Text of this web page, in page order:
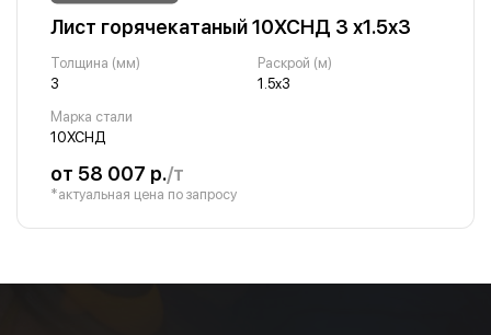
Лист горячекатаный 10ХСНД 3 х1.5х3
Толщина (мм)
3
Раскрой (м)
1.5х3
Марка стали
10ХСНД
от 58 007 р./т
*актуальная цена по запросу